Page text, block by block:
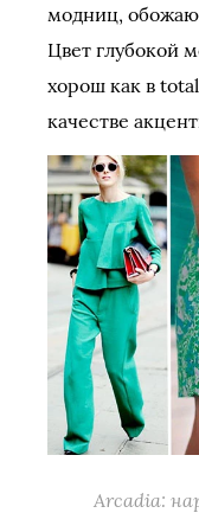
модниц,
Цвет глубокой
хорош как в
качестве
Arcadia: